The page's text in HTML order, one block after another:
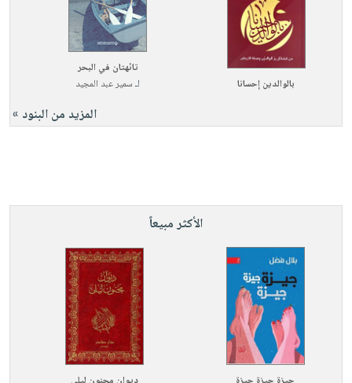
بالوالدين إحسانا
تائهتان في البحر
لـسمير عبد المجيد
المزيد من البنود »
الأكثر مبيعاً